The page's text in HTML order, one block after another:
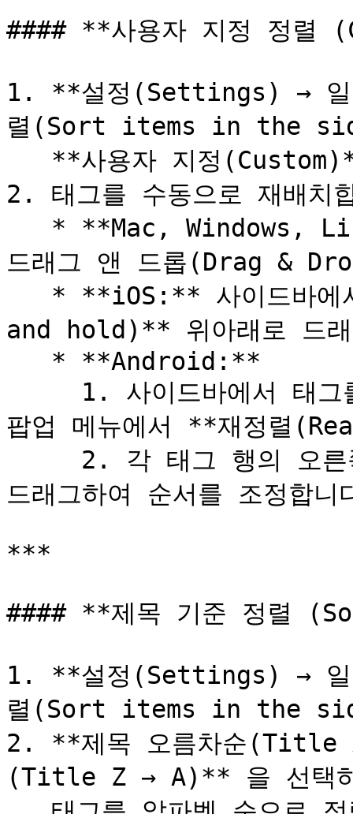
#### **사용자 지정 정렬
1. **설정(Settings) → 일
렬(Sort items in the
2. 태그를 수동으로 재배치
드래그 앤 드롭(Drag &
and hold)** 위아래로 드래
팝업 메뉴에서 **재정렬
드래그하여 순서를 조정합니
***
#### **제목 기준 정렬
1. **설정(Settings) → 일
렬(Sort items in the
2. **제목 오름차순(Title
(Title Z → A)** 을 선택